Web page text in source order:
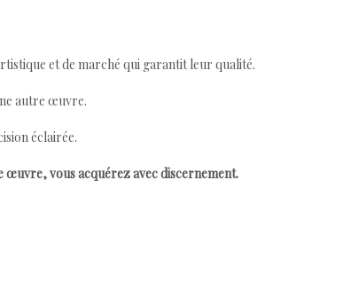
et de marché qui garantit leur qualité.
autre œuvre.
éclairée.
œuvre, vous acquérez avec discernement.